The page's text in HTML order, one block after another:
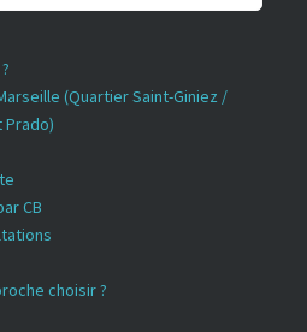
(Quartier Saint-Giniez /
Prado)
CB
choisir ?